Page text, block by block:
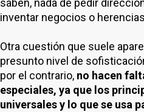
saben, nada de pedir
inventar negocios o
Otra cuestión que suele
presunto nivel de
por el contrario, no hacen
especiales, ya que los
universales y lo que se usa